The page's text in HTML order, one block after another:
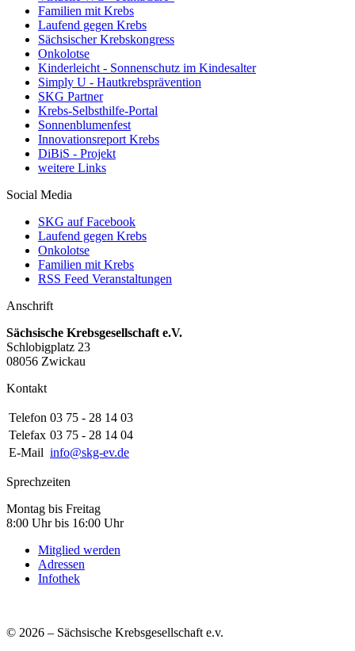
Familien mit Krebs
Laufend gegen Krebs
Sächsischer Krebskongress
Onkolotse
Kinderleicht - Sonnenschutz im Kindesalter
Simply U - Hautkrebsprävention
SKG Partner
Krebs-Selbsthilfe-Portal
Sonnenblumenfest
Innovationsreport Krebs
DiBiS - Projekt
weitere Links
Social Media
SKG auf Facebook
Laufend gegen Krebs
Onkolotse
Familien mit Krebs
RSS Feed Veranstaltungen
Anschrift
Sächsische Krebsgesellschaft e.V.
Schlobigplatz 23
08056 Zwickau
Kontakt
Telefon 03 75 - 28 14 03
Telefax 03 75 - 28 14 04
E-Mail info@skg-ev.de
Sprechzeiten
Montag bis Freitag
8:00 Uhr bis 16:00 Uhr
Mitglied werden
Adressen
Infothek
© 2026 – Sächsische Krebsgesellschaft e.v.